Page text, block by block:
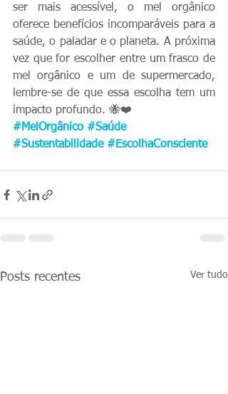
ser mais acessível, o mel orgânico
oferece benefícios incomparáveis para a
saúde, o paladar e o planeta. A próxima
vez que for escolher entre um frasco de
mel orgânico e um de supermercado,
lembre-se de que essa escolha tem um
impacto profundo. 🐝❤️
#MelOrgânico #Saúde
#Sustentabilidade #EscolhaConsciente
Posts recentes Ver tudo